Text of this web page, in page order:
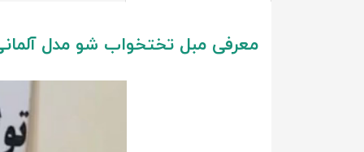
معرفی مبل تختخواب شو مدل